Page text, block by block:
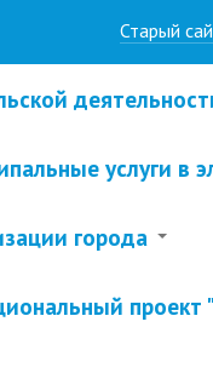
Старый
услуги в
города